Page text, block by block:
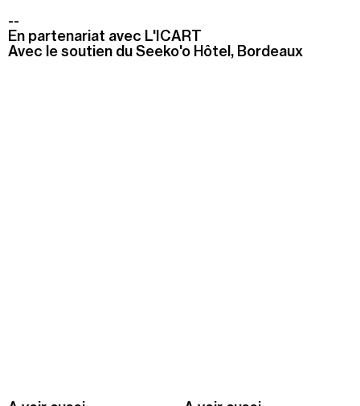
--
En partenariat avec L'ICART
Avec le soutien du Seeko'o Hôtel, Bordeaux